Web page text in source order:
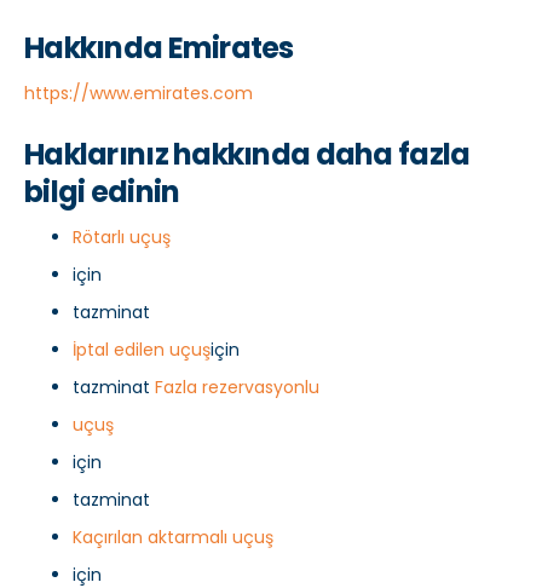
Hakkında Emirates
https://www.emirates.com
Haklarınız hakkında daha fazla
bilgi edinin
Rötarlı uçuş
için
tazminat
İptal edilen uçuşiçin
tazminat Fazla rezervasyonlu
uçuş
için
tazminat
Kaçırılan aktarmalı uçuş
için